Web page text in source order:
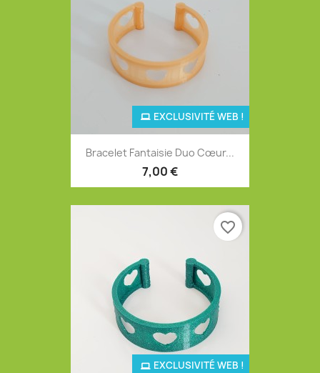
Bracelet Fantaisie Duo Cœur...
7,00 €
EXCLUSIVITÉ WEB !
EXCLUSIVITÉ WEB !
favorite_border